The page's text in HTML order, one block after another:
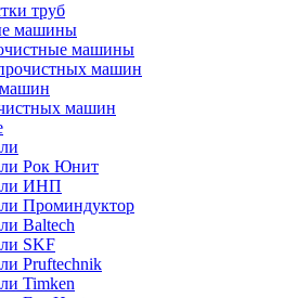
труб
машины
машины
машин
машин
Рок Юнит
ИНП
Проминдуктор
Baltech
SKF
Pruftechnik
Timken